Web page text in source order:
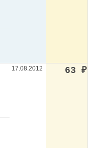
17.08.2012 63 ₽